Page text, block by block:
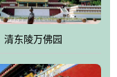
的极具吸引力的花园
12亿元人民币，园区采
陵的和谐统一，在园
清东陵万佛园